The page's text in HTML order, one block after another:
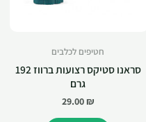
חטיפים לכלבים
סראנו סטיקס רצועות ברווז 192
גרם
29.00₪